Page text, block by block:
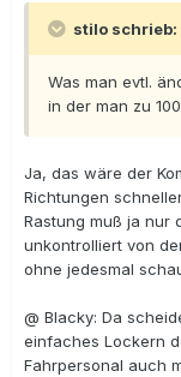
stilo schrieb:
Was man evtl.
in der man zu
Ja, das wäre der
Richtungen
Rastung muß ja nur
unkontrolliert von
ohne jedesmal
@ Blacky: Da
einfaches Lockern
Fahrpersonal auch